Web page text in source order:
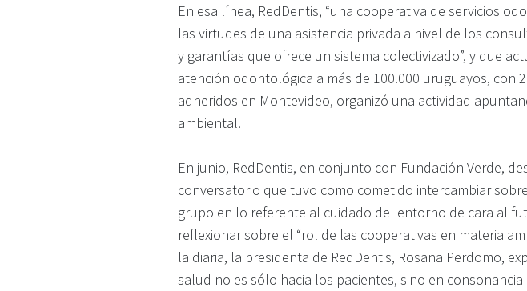
En esa línea, RedDentis, “una cooperativa de servicios
las virtudes de una asistencia privada a nivel de los
y garantías que ofrece un sistema colectivizado”, y que
atención odontológica a más de 100.000 uruguayos, con
adheridos en Montevideo, organizó una actividad
ambiental.
En junio, RedDentis, en conjunto con Fundación Verde,
conversatorio que tuvo como cometido intercambiar
grupo en lo referente al cuidado del entorno de cara al
reflexionar sobre el “rol de las cooperativas en materia
la diaria, la presidenta de RedDentis, Rosana Perdomo,
salud no es sólo hacia los pacientes, sino en